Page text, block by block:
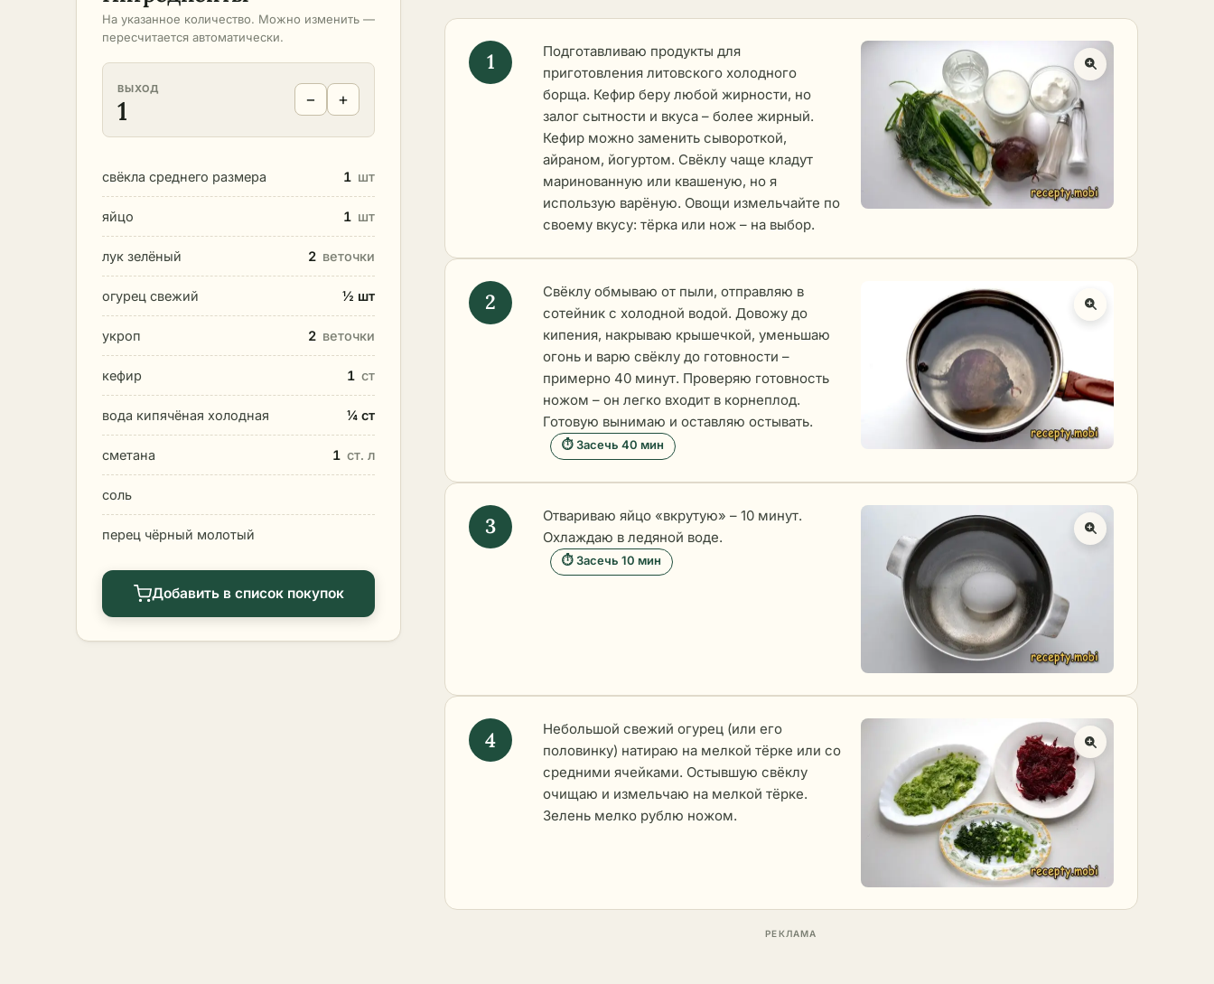
На указанное количество. Можно изменить —
пересчитается автоматически.
ВЫХОД
1 − +
свёкла среднего размера 1 шт
яйцо 1 шт
лук зелёный 2 веточки
огурец свежий ½ шт
укроп 2 веточки
кефир 1 ст
вода кипячёная холодная ¼ ст
сметана 1 ст. л
соль
перец чёрный молотый
Добавить в список покупок
Подготавливаю продукты для
приготовления литовского холодного
борща. Кефир беру любой жирности, но
залог сытности и вкуса – более жирный.
Кефир можно заменить сывороткой,
айраном, йогуртом. Свёклу чаще кладут
маринованную или квашеную, но я
использую варёную. Овощи измельчайте по
своему вкусу: тёрка или нож – на выбор.
Свёклу обмываю от пыли, отправляю в
сотейник с холодной водой. Довожу до
кипения, накрываю крышечкой, уменьшаю
огонь и варю свёклу до готовности –
примерно 40 минут. Проверяю готовность
ножом – он легко входит в корнеплод.
Готовую вынимаю и оставляю остывать.
⏱ Засечь 40 мин
Отвариваю яйцо «вкрутую» – 10 минут.
Охлаждаю в ледяной воде.
⏱ Засечь 10 мин
Небольшой свежий огурец (или его
половинку) натираю на мелкой тёрке или со
средними ячейками. Остывшую свёклу
очищаю и измельчаю на мелкой тёрке.
Зелень мелко рублю ножом.